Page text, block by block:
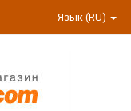
Язык (RU)